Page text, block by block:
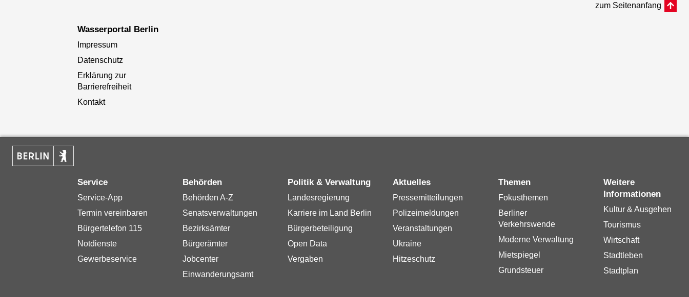
zum Seitenanfang
Wasserportal Berlin
Impressum
Datenschutz
Erklärung zur
Barrierefreiheit
Kontakt
Service
Service-App
Termin vereinbaren
Bürgertelefon 115
Notdienste
Gewerbeservice
Behörden
Behörden A-Z
Senatsverwaltungen
Bezirksämter
Bürgerämter
Jobcenter
Einwanderungsamt
Politik & Verwaltung
Landesregierung
Karriere im Land Berlin
Bürgerbeteiligung
Open Data
Vergaben
Aktuelles
Pressemitteilungen
Polizeimeldungen
Veranstaltungen
Ukraine
Hitzeschutz
Themen
Fokusthemen
Berliner
Verkehrswende
Moderne Verwaltung
Mietspiegel
Grundsteuer
Weitere
Informationen
Kultur & Ausgehen
Tourismus
Wirtschaft
Stadtleben
Stadtplan